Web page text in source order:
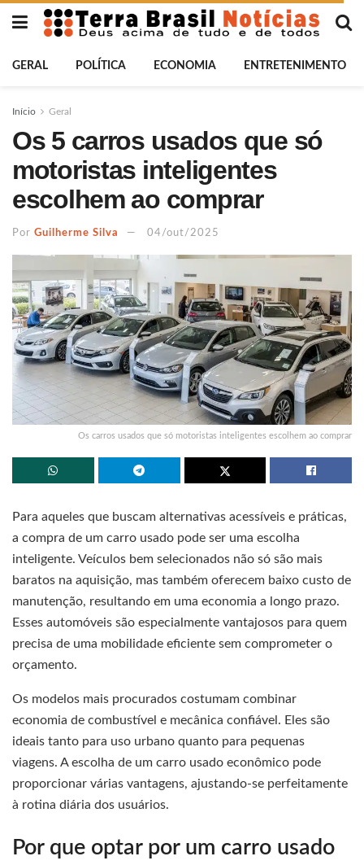
GERAL POLÍTICA ECONOMIA ENTRETENIMENTO
Início Geral
Os 5 carros usados que só
motoristas inteligentes
escolhem ao comprar
Por Guilherme Silva 04/out/2025
Os carros usados que só motoristas inteligentes escolhem ao comprar
Para aqueles que buscam alternativas acessíveis e práticas,
a compra de um carro usado pode ser uma escolha
inteligente. Veículos bem selecionados não só são mais
baratos na aquisição, mas também oferecem baixo custo de
manutenção, resultando em uma economia a longo prazo.
Esses automóveis são especialmente vantajosos para quem
precisa de uma mobilidade eficiente sem comprometer o
orçamento.
Os modelos mais procurados costumam combinar
economia de combustível e mecânica confiável. Eles são
ideais tanto para uso urbano quanto para pequenas
viagens. A escolha de um carro usado econômico pode
proporcionar várias vantagens, ajustando-se perfeitamente
à rotina diária dos usuários.
Por que optar por um carro usado